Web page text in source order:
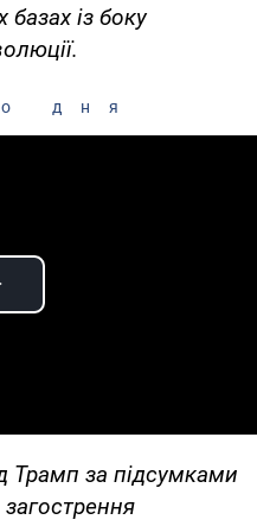
із боку
дня
Video
за підсумками